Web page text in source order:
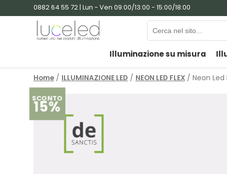
0882 64 55 72 | Lun - Ven 09:00/13:00 - 15:00/18:00
Illuminazione su misura
Home / ILLUMINAZIONE LED / NEON LED FLEX / Neon Led
SCONTO
15%